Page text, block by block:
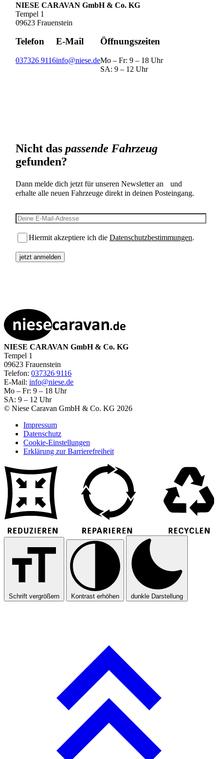
NIESE CARAVAN GmbH & Co. KG
Tempel 1
09623 Frauenstein
Telefon
037326 9116
E-Mail
info@niese.de
Öffnungszeiten
Mo – Fr: 9 – 18 Uhr
SA: 9 – 12 Uhr
Nicht das passende Fahrzeug
gefunden?
Dann melde dich jetzt für unseren Newsletter an und
erhalte alle neuen Fahrzeuge direkt in deinen Posteingang.
E-Mail-Adresse
Hiermit akzeptiere ich die Datenschutzbestimmungen.
NIESE CARAVAN GmbH & Co. KG
Tempel 1
09623 Frauenstein
Telefon: 037326 9116
E-Mail: info@niese.de
Mo – Fr: 9 – 18 Uhr
SA: 9 – 12 Uhr
© Niese Caravan GmbH & Co. KG 2026
Impressum
Datenschutz
Cookie-Einstellungen
Erklärung zur Barrierefreiheit
Schrift vergrößern Kontrast erhöhen dunkle Darstellung